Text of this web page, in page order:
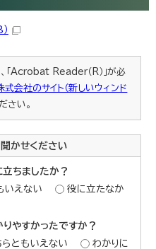
「Acrobat Reader（R）」が必
式会社のサイト（新しいウィンド
さい。
かせください
ちましたか？
いえない
役に立たなか
やすかったですか？
らともいえない
わかりに